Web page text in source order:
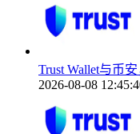
Trust Wallet与币
2026-08-08